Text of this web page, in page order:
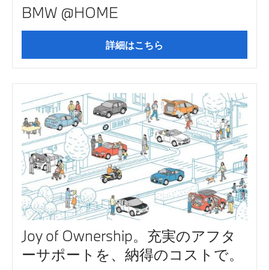
BMW @HOME
詳細はこちら
Joy of Ownership。充実のアフタ
ーサポートを、納得のコストで。